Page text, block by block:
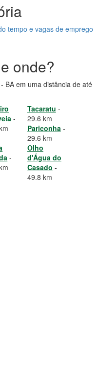
tempo e vagas de emprego
onde?
BA em uma distância de até
-
Tacaratu -
29.6 km
Pariconha-
29.6 km
-
Olho
d'Água do
Casado -
49.8 km